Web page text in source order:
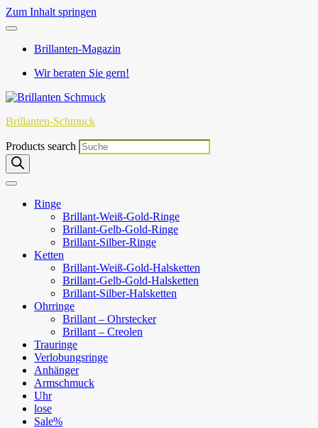
Zum Inhalt springen
Brillanten-Magazin
Wir beraten Sie gern!
Brillanten-Schmuck
Products search
Ringe
Brillant-Weiß-Gold-Ringe
Brillant-Gelb-Gold-Ringe
Brillant-Silber-Ringe
Ketten
Brillant-Weiß-Gold-Halsketten
Brillant-Gelb-Gold-Halsketten
Brillant-Silber-Halsketten
Ohrringe
Brillant – Ohrstecker
Brillant – Creolen
Trauringe
Verlobungsringe
Anhänger
Armschmuck
Uhr
lose
Sale%